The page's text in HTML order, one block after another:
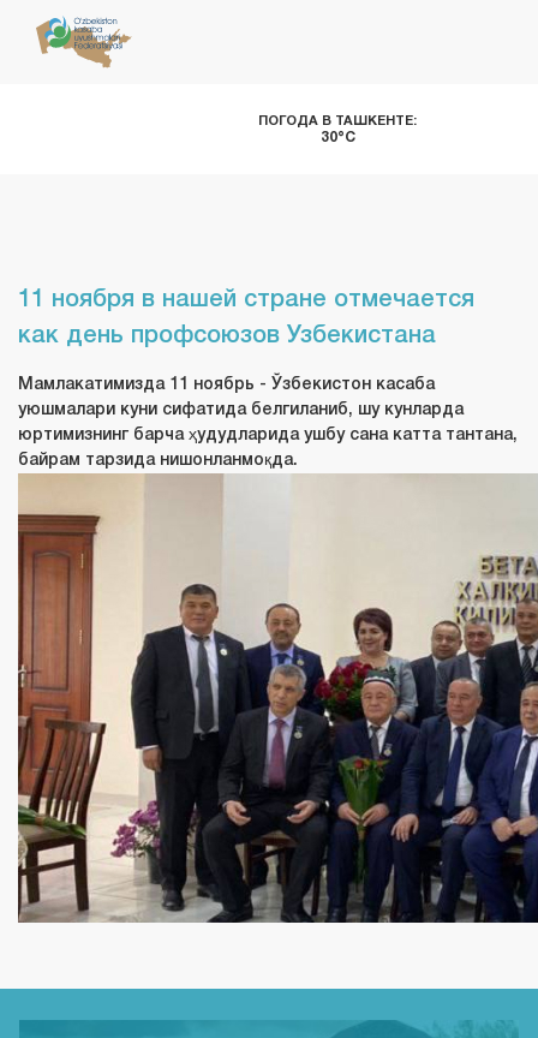
ПОГОДА В ТАШКЕНТЕ:
30°C
11 ноября в нашей стране отмечается
как день профсоюзов Узбекистана
Мамлакатимизда 11 ноябрь - Ўзбекистон касаба
уюшмалари куни сифатида белгиланиб, шу кунларда
юртимизнинг барча ҳудудларида ушбу сана катта тантана,
байрам тарзида нишонланмоқда.